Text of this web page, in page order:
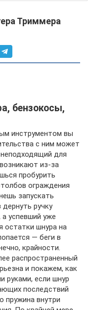
Триммера
бензокосы,
инструментом вы
с ним может
для
из-за
пробурить
ограждения
запускать
дернуть ручку
а успевший уже
остатки шнура на
— беги в
крайности.
распространенный
и покажем, как
руками, если шнур
последствий
пружина внутри